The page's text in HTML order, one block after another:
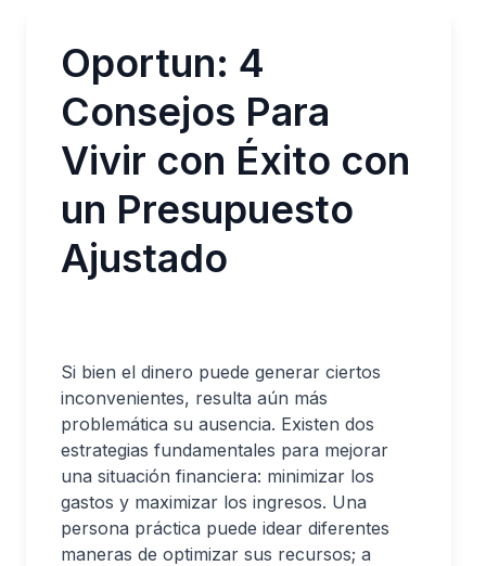
Oportun: 4
Consejos Para
Vivir con Éxito con
un Presupuesto
Ajustado
Si bien el dinero puede generar ciertos
inconvenientes, resulta aún más
problemática su ausencia. Existen dos
estrategias fundamentales para mejorar
una situación financiera: minimizar los
gastos y maximizar los ingresos. Una
persona práctica puede idear diferentes
maneras de optimizar sus recursos; a